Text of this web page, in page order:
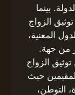
بينما
الزواج
المعنية،
من جهة.
الزواج
حيث
التوطن،